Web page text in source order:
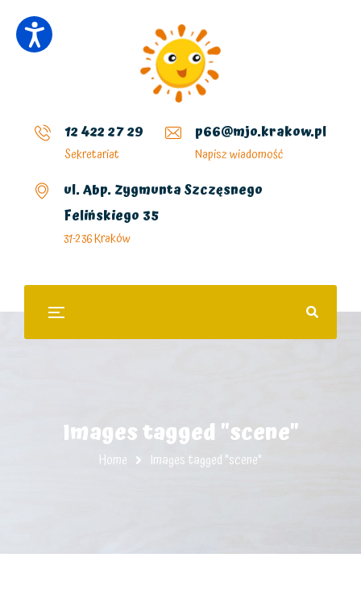
12 422 27 29
Sekretariat
p66@mjo.krakow.pl
Napisz wiadomość
ul. Abp. Zygmunta Szczęsnego
Felińskiego 35
31-236 Kraków
Images tagged "scene"
Home Images tagged "scene"